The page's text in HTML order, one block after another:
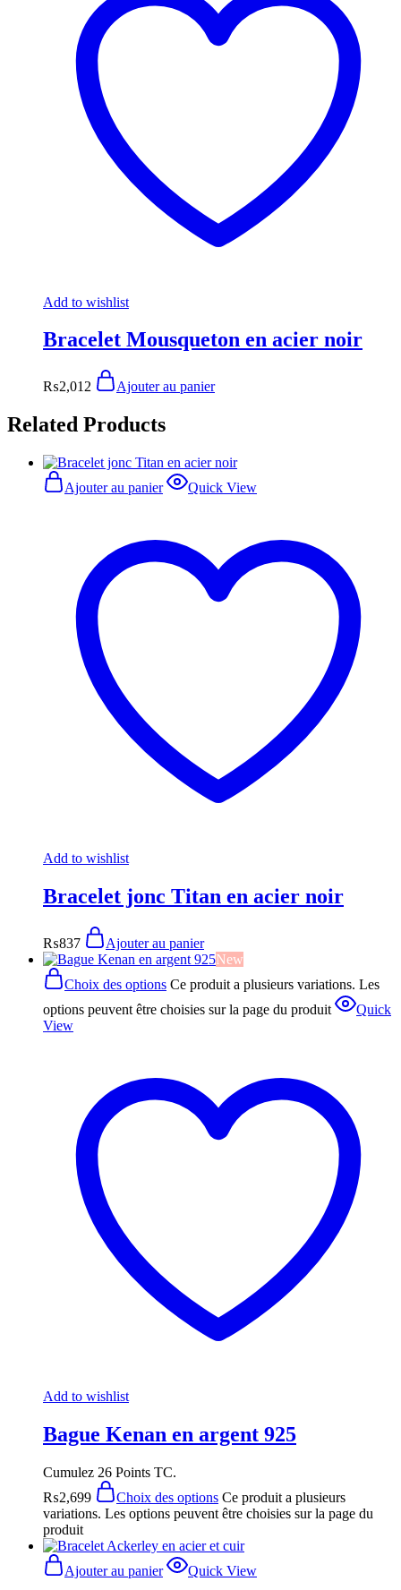
Add to wishlist
Bracelet Mousqueton en acier noir
₨2,012 Ajouter au panier
Related Products
Ajouter au panier Quick View
Add to wishlist
Bracelet jonc Titan en acier noir
₨837
Ajouter au panier
New
Choix des options Ce produit a plusieurs variations. Les
options peuvent être choisies sur la page du produit
Quick
View
Add to wishlist
Bague Kenan en argent 925
Cumulez 26 Points TC.
₨2,699 Choix des options Ce produit a plusieurs
variations. Les options peuvent être choisies sur la page du
produit
Ajouter au panier Quick View